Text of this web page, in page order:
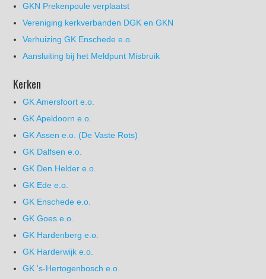
GKN Prekenpoule verplaatst
Vereniging kerkverbanden DGK en GKN
Verhuizing GK Enschede e.o.
Aansluiting bij het Meldpunt Misbruik
Kerken
GK Amersfoort e.o.
GK Apeldoorn e.o.
GK Assen e.o. (De Vaste Rots)
GK Dalfsen e.o.
GK Den Helder e.o.
GK Ede e.o.
GK Enschede e.o.
GK Goes e.o.
GK Hardenberg e.o.
GK Harderwijk e.o.
GK 's-Hertogenbosch e.o.